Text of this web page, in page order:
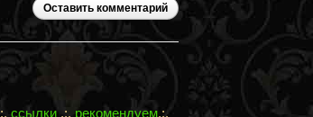
Оставить комментарий
ссылки.:. рекомендуем.:.